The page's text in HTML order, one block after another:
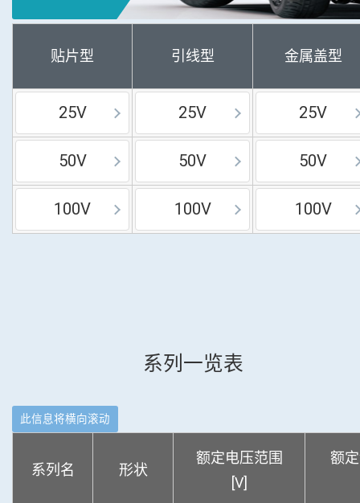
贴片型 引线型 金属盖型
25V 25V 25V
50V 50V 50V
100V 100V 100V
系列一览表
系列名 形状
额定电压范围
[V]
额